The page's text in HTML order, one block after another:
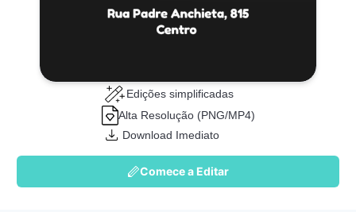
Edições simplificadas
Alta Resolução (PNG/MP4)
Download Imediato
Comece a Editar